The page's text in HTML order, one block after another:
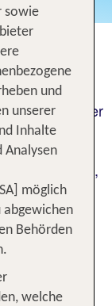
Reisezielen der
Kreta,
Zielen,
ab
sowie
und
unserer
Inhalte
Analysen
möglich
abgewichen
Behörden
welche